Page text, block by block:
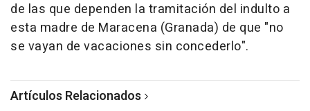
de las que dependen la tramitación del indulto a
esta madre de Maracena (Granada) de que "no
se vayan de vacaciones sin concederlo".
Artículos Relacionados